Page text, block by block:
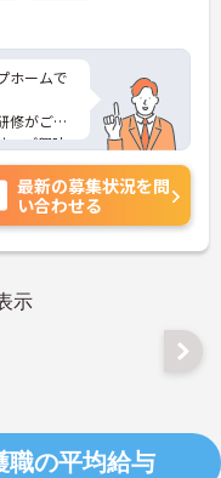
ホームで
修がござ
。ご興味
ントをお
さいま
最新の募集状況を問
い合わせる
示
職の平均給与